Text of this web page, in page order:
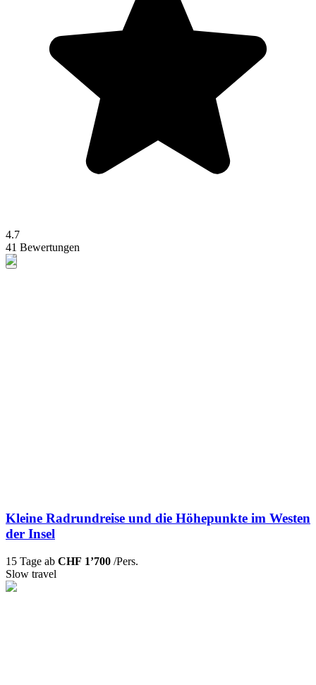
4.7
41 Bewertungen
Kleine Radrundreise und die Höhepunkte im Westen
der Insel
15 Tage ab CHF 1’700 /Pers.
Slow travel